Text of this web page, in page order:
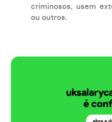
criminosos, usem
ou outros.